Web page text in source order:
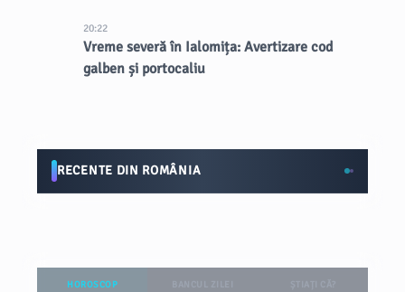
20:22
Vreme severă în Ialomița: Avertizare cod
galben și portocaliu
RECENTE DIN ROMÂNIA
HOROSCOP